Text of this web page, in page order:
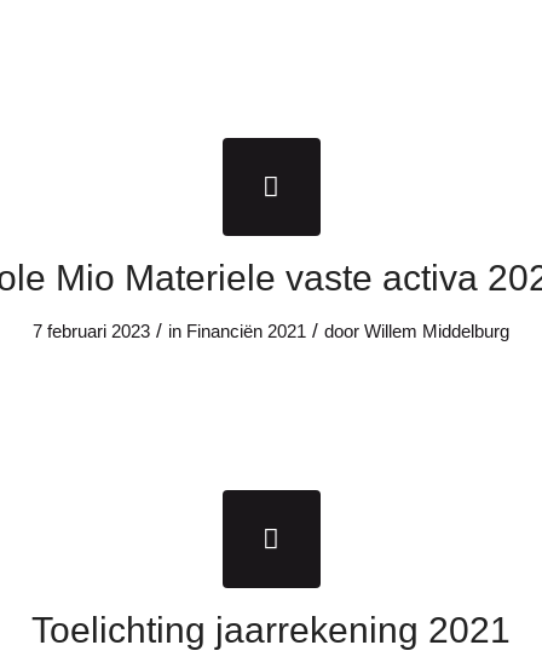
Mio Materiele vaste activa
7 februari 2023 / in Financiën 2021 / door Willem Middelburg
Toelichting jaarrekening 2021